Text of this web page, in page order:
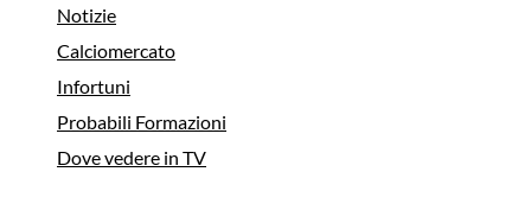
Notizie
Calciomercato
Infortuni
Probabili Formazioni
Dove vedere in TV